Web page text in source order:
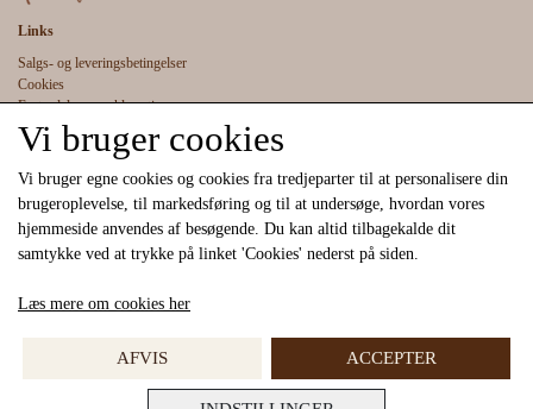
95% Viskose 5% elastan.
Links
Salgs- og leveringsbetingelser
Cookies
Fortrydelse og reklamation
Kunde login
Om os
Kontakt
Sociale medier
Vi bruger cookies
Vi bruger egne cookies og cookies fra tredjeparter til at personalisere din
brugeroplevelse, til markedsføring og til at undersøge, hvordan vores
hjemmeside anvendes af besøgende. Du kan altid tilbagekalde dit
samtykke ved at trykke på linket 'Cookies' nederst på siden.
Læs mere om cookies her
AFVIS ACCEPTER